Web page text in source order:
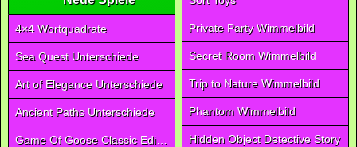
4×4 Wortquadrate
Sea Quest Unterschiede
Art of Elegance Unterschiede
Ancient Paths Unterschiede
Game Of Goose Classic Edition
Private Party Wimmelbild
Secret Room Wimmelbild
Trip to Nature Wimmelbild
Phantom Wimmelbild
Hidden Object Detective Story